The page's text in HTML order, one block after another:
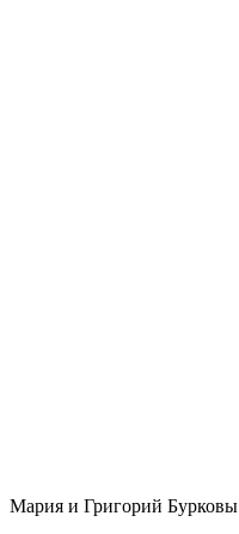
Мария и Григорий Бурковы